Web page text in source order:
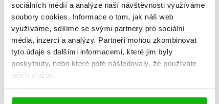
sociálních médií a analýze naší návštěvnosti využíváme
soubory cookies. Informace o tom, jak náš web
využíváme, sdílíme se svými partnery pro sociální
média, inzerci a analýzy. Partneři mohou zkombinovat
tyto údaje s dalšími informacemi, které jim byly
poskytnuty, nebo které poté následovaly, že používáte
jejich služby.
Mušlenčiny léčivé příběhy -
Mindfulness
Romana Suchá
319 Kč399 Kč
Do košíku
Poznáváme emoce
312 Kč 390 Kč
Do košíku